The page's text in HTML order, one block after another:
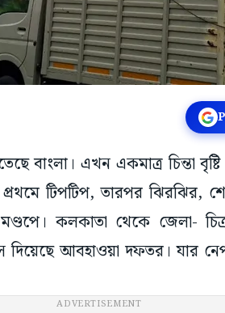
বাংলা। এখন একমাত্র চিন্তা
প্রথমে টিপটিপ, তারপর ঝিরঝির,
কলকাতা থেকে জেলা-
দিয়েছে আবহাওয়া দফতর। যার
ADVERTISEMENT